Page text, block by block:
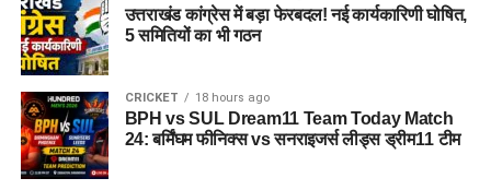
उत्तराखंड कांग्रेस में बड़ा फेरबदल! नई कार्यकारिणी घोषित,
5 समितियों का भी गठन
CRICKET 18 hours ago
BPH vs SUL Dream11 Team Today Match
24: बर्मिंघम फीनिक्स vs सनराइजर्स लीड्स ड्रीम11 टीम